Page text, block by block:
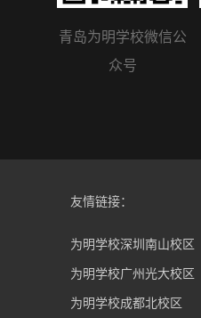
青岛为明学校微信公
众号
友情链接：
为明学校深圳南山校区
为明学校广州光大校区
为明学校成都北校区